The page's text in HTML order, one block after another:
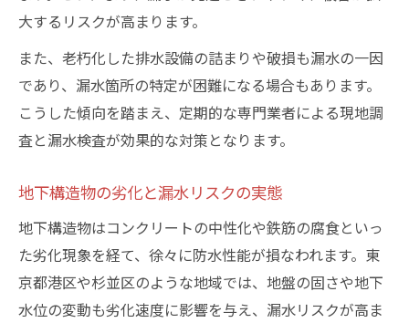
大するリスクが高まります。
また、老朽化した排水設備の詰まりや破損も漏水の一因
であり、漏水箇所の特定が困難になる場合もあります。
こうした傾向を踏まえ、定期的な専門業者による現地調
査と漏水検査が効果的な対策となります。
地下構造物の劣化と漏水リスクの実態
地下構造物はコンクリートの中性化や鉄筋の腐食といっ
た劣化現象を経て、徐々に防水性能が損なわれます。東
京都港区や杉並区のような地域では、地盤の固さや地下
水位の変動も劣化速度に影響を与え、漏水リスクが高ま